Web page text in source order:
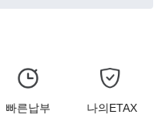
빠른납부 나의ETAX